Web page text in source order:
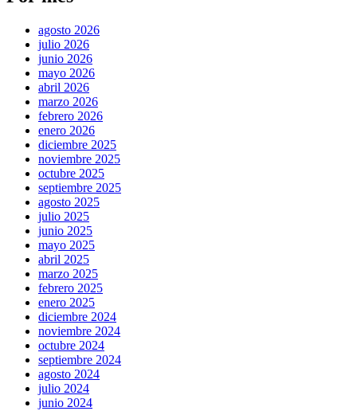
agosto 2026
julio 2026
junio 2026
mayo 2026
abril 2026
marzo 2026
febrero 2026
enero 2026
diciembre 2025
noviembre 2025
octubre 2025
septiembre 2025
agosto 2025
julio 2025
junio 2025
mayo 2025
abril 2025
marzo 2025
febrero 2025
enero 2025
diciembre 2024
noviembre 2024
octubre 2024
septiembre 2024
agosto 2024
julio 2024
junio 2024